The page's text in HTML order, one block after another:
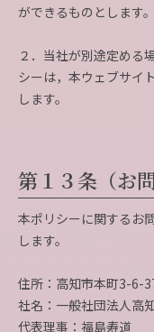
ができるものとします。
２．当社が別途定める
シーは，本ウェブサイ
します。
第１３条（お
本ポリシーに関するお
します。
住所：高知市本町3-6-
社名：一般社団法人高
代表理事：福島寿道